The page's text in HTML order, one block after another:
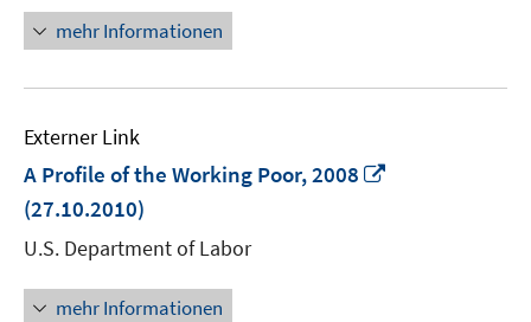
mehr Informationen
Externer Link
A Profile of the Working Poor, 2008
(27.10.2010)
U.S. Department of Labor
mehr Informationen